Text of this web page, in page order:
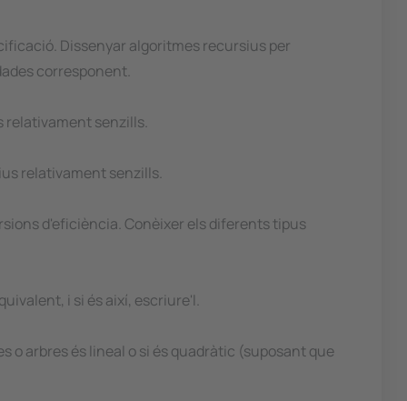
Dissenyar algoritmes recursius per
corresponent.
relativament senzills.
relativament senzills.
d'eficiència. Conèixer els diferents tipus
i si és així, escriure'l.
arbres és lineal o si és quadràtic (suposant que